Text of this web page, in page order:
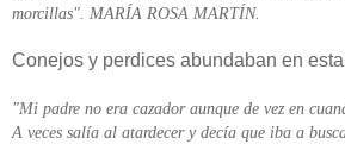
morcillas". MARÍA ROSA MARTÍN.
Conejos y perdices abundaban en
"Mi padre no era cazador aunque de vez en
A veces salía al atardecer y decía que iba a